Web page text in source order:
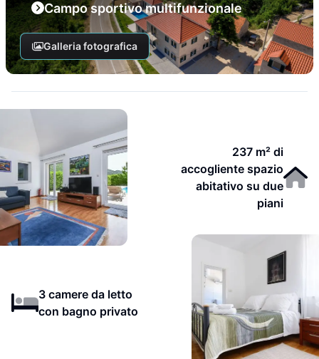
Campo sportivo multifunzionale
Galleria fotografica
237 m² di
accogliente spazio
abitativo su due
piani
3 camere da letto
con bagno privato